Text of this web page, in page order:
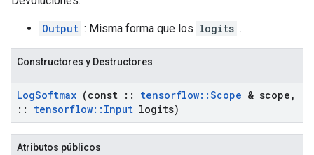
Output : Misma forma que los logits .
Constructores y Destructores
LogSoftmax (const :: tensorflow::Scope & scope ,
::
tensorflow:: Input logits)
Atributos públicos